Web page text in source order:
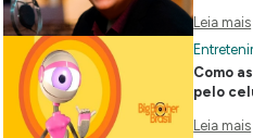
Leia mais
Como
pelo
Leia mais